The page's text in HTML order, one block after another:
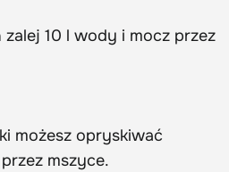
10 l wody i mocz przez
możesz opryskiwać
mszyce.